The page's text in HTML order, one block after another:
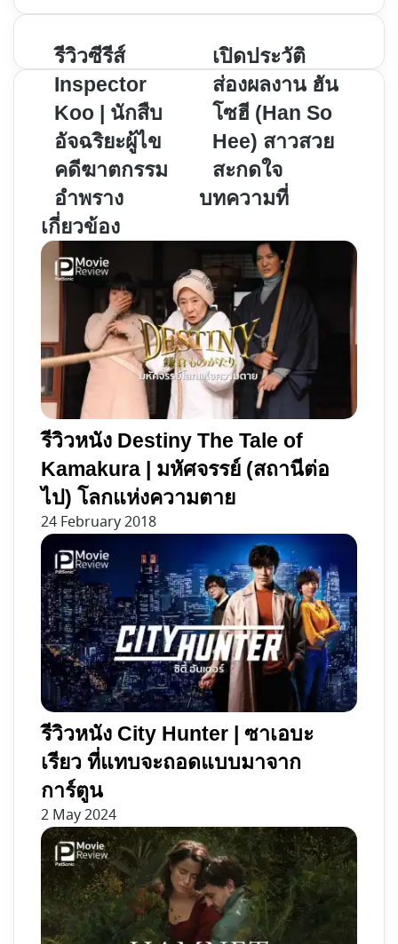
รีวิว
ซี
รีส์
Inspector
Koo
|
นักสืบ
อัจฉริยะ
ผู้
ไข
คดี
ฆาตกรรม
อำพราง
รีวิวซีรีส์
Inspector
Koo | นักสืบ
อัจฉริยะผู้ไข
คดีฆาตกรรม
อำพราง
เปิด
ประวัติ
ส่อง
ผล
งาน
ฮัน
(Han
Hee)
สาว
สวย
สะกด
ใจ
เปิดประวัติ
ส่องผลงาน ฮัน
โซฮี (Han So
Hee) สาวสวย
สะกดใจ
บทความที่
เกี่ยวข้อง
รีวิวหนัง Destiny The Tale of
Kamakura | มหัศจรรย์ (สถานีต่อ
ไป) โลกแห่งความตาย
24 February 2018
รีวิวหนัง City Hunter | ซาเอบะ
เรียว ที่แทบจะถอดแบบมาจาก
การ์ตูน
2 May 2024